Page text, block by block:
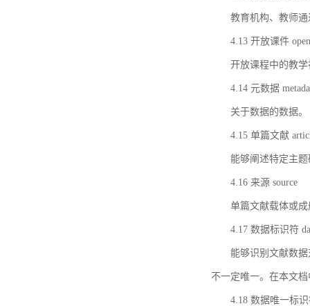
教育机构、教师
4.13 开放课件
开放课程中的教
4.14 元数据
关于数据的数据。
4.15 单篇文献
能够阐述特定主
4.16 来源 source
单篇文献载体或
4.17 数据标识符
能够识别文献数
不一定唯一。在本文
4.18 数据唯一标